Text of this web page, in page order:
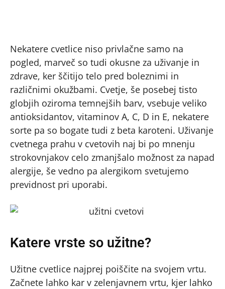
Nekatere cvetlice niso privlačne samo na
pogled, marveč so tudi okusne za uživanje in
zdrave, ker ščitijo telo pred boleznimi in
različnimi okužbami. Cvetje, še posebej tisto
globjih oziroma temnejših barv, vsebuje veliko
antioksidantov, vitaminov A, C, D in E, nekatere
sorte pa so bogate tudi z beta karoteni. Uživanje
cvetnega prahu v cvetovih naj bi po mnenju
strokovnjakov celo zmanjšalo možnost za napad
alergije, še vedno pa alergikom svetujemo
previdnost pri uporabi.
Katere vrste so užitne?
Užitne cvetlice najprej poiščite na svojem vrtu.
Začnete lahko kar v zelenjavnem vrtu, kjer lahko